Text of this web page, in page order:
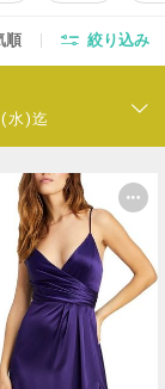
順 絞り込み
水)迄